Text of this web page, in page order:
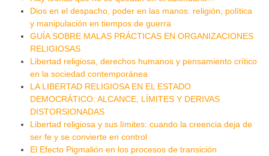
Dios en el despacho, poder en las manos: religión, política
y manipulación en tiempos de guerra
GUÍA SOBRE MALAS PRÁCTICAS EN ORGANIZACIONES
RELIGIOSAS
Libertad religiosa, derechos humanos y pensamiento crítico
en la sociedad contemporánea
LA LIBERTAD RELIGIOSA EN EL ESTADO
DEMOCRÁTICO: ALCANCE, LÍMITES Y DERIVAS
DISTORSIONADAS
Libertad religiosa y sus límites: cuando la creencia deja de
ser fe y se convierte en control
El Efecto Pigmalión en los procesos de transición